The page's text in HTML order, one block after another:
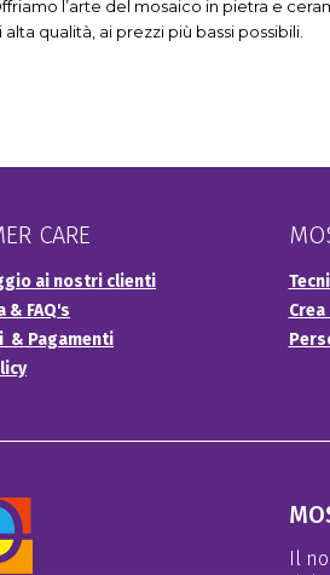
l’arte del mosaico in pietra e
alta qualità, ai prezzi più bassi possibili.
CARE
ai nostri clienti
& FAQ's
& Pagamenti
Il